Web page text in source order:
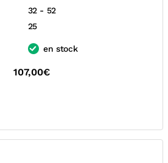
32 - 52
25
en stock
107,00€